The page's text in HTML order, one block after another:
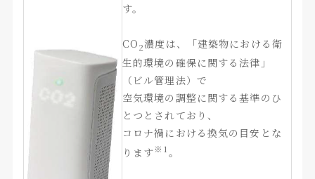
す。
CO2濃度は、「建築物における衛
生的環境の確保に関する法律」
（ビル管理法）で
空気環境の調整に関する基準のひ
とつとされており、
コロナ禍における換気の目安とな
ります※1。